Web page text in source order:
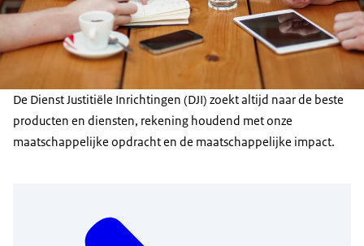
De Dienst Justitiële Inrichtingen (DJI) zoekt altijd naar de beste
producten en diensten, rekening houdend met onze
maatschappelijke opdracht en de maatschappelijke impact.